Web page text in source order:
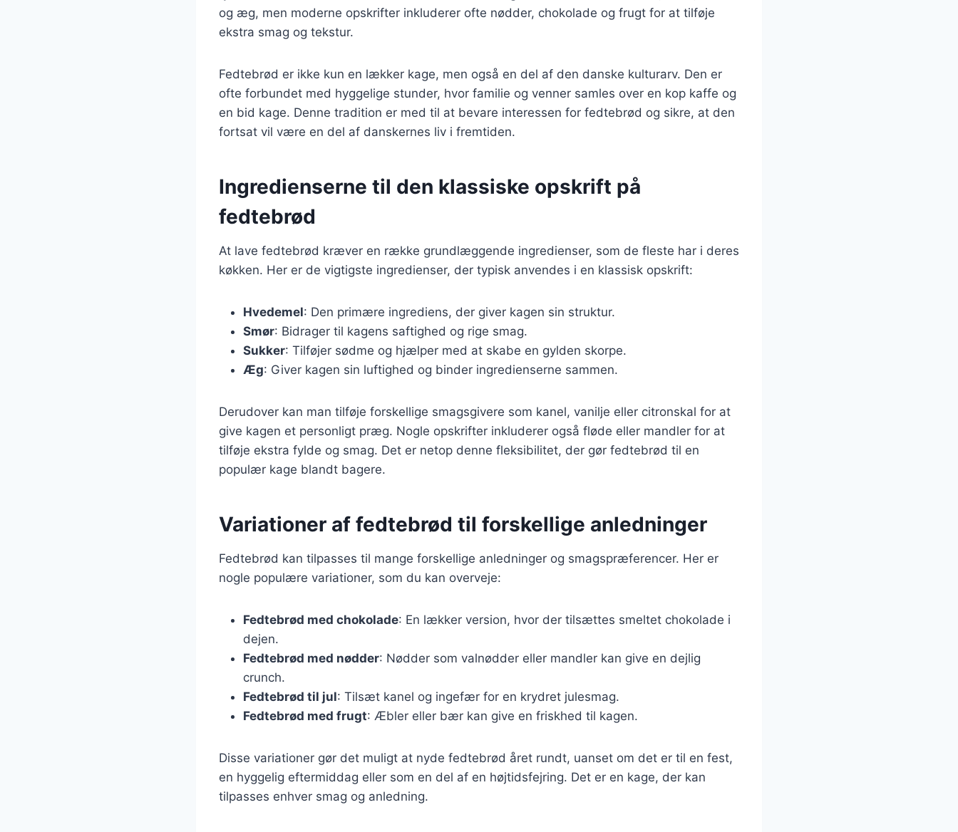
og æg, men moderne opskrifter inkluderer ofte nødder, chokolade og frugt for at tilføje
ekstra smag og tekstur.
Fedtebrød er ikke kun en lækker kage, men også en del af den danske kulturarv. Den er
ofte forbundet med hyggelige stunder, hvor familie og venner samles over en kop kaffe og
en bid kage. Denne tradition er med til at bevare interessen for fedtebrød og sikre, at den
fortsat vil være en del af danskernes liv i fremtiden.
Ingredienserne til den klassiske opskrift på
fedtebrød
At lave fedtebrød kræver en række grundlæggende ingredienser, som de fleste har i deres
køkken. Her er de vigtigste ingredienser, der typisk anvendes i en klassisk opskrift:
Hvedemel: Den primære ingrediens, der giver kagen sin struktur.
Smør: Bidrager til kagens saftighed og rige smag.
Sukker: Tilføjer sødme og hjælper med at skabe en gylden skorpe.
Æg: Giver kagen sin luftighed og binder ingredienserne sammen.
Derudover kan man tilføje forskellige smagsgivere som kanel, vanilje eller citronskal for at
give kagen et personligt præg. Nogle opskrifter inkluderer også fløde eller mandler for at
tilføje ekstra fylde og smag. Det er netop denne fleksibilitet, der gør fedtebrød til en
populær kage blandt bagere.
Variationer af fedtebrød til forskellige anledninger
Fedtebrød kan tilpasses til mange forskellige anledninger og smagspræferencer. Her er
nogle populære variationer, som du kan overveje:
Fedtebrød med chokolade: En lækker version, hvor der tilsættes smeltet chokolade i
dejen.
Fedtebrød med nødder: Nødder som valnødder eller mandler kan give en dejlig
crunch.
Fedtebrød til jul: Tilsæt kanel og ingefær for en krydret julesmag.
Fedtebrød med frugt: Æbler eller bær kan give en friskhed til kagen.
Disse variationer gør det muligt at nyde fedtebrød året rundt, uanset om det er til en fest,
en hyggelig eftermiddag eller som en del af en højtidsfejring. Det er en kage, der kan
tilpasses enhver smag og anledning.